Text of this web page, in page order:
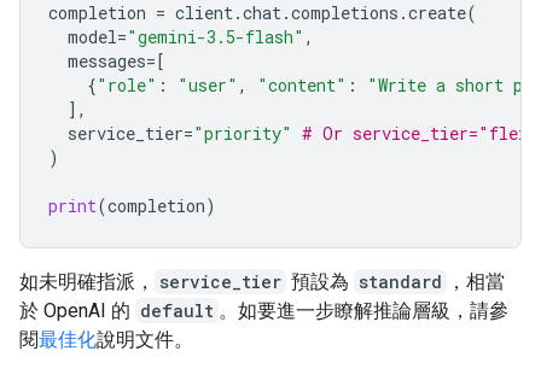
completion = client.chat.completions .create(
model="gemini-3.5-flash" ,
messages=[
{"role" : "user" , "content" :
"Write a short
],
service_tier="priority" # Or service_tier="flex"
)
print(completion)
如未明確指派， service_tier 預設為 standard
，相當
於 OpenAI 的 default 。如要進一步瞭解推論層級，請參
閱最佳化說明文件。